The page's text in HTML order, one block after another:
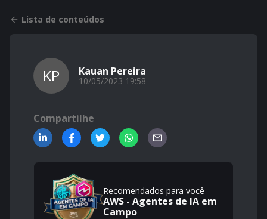
Lista de conteúdos
KP Kauan Pereira
10/05/2023 19:58
Compartilhe
Recomendados para você
AWS - Agentes de IA em
Campo